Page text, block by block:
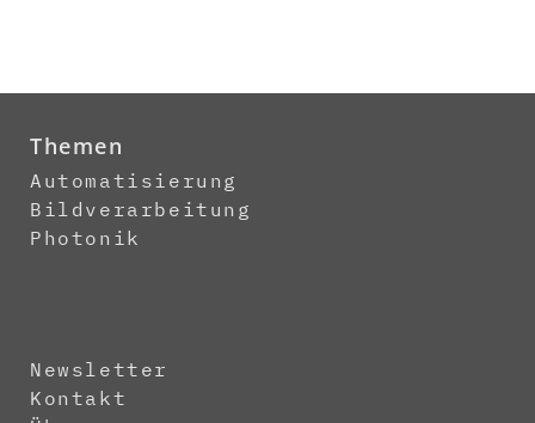
Themen
Automatisierung
Bildverarbeitung
Photonik
Newsletter
Kontakt